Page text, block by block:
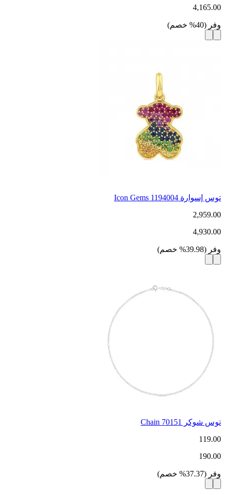
4,165.00
وفر (
40
% خصم)
توس إسوارة Icon Gems 1194004
2,959.00
4,930.00
وفر (
39.98
% خصم)
توس شوكر Chain 70151
119.00
190.00
وفر (
37.37
% خصم)